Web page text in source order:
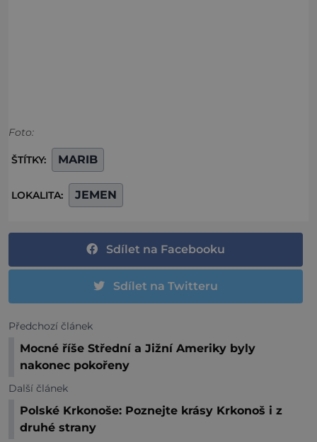
Foto:
ŠTÍTKY: MARIB
LOKALITA: JEMEN
Sdílet na Facebooku
Sdílet na Twitteru
Předchozí článek
Mocné říše Střední a Jižní Ameriky byly
nakonec pokořeny
Další článek
Polské Krkonoše: Poznejte krásy Krkonoš i z
druhé strany